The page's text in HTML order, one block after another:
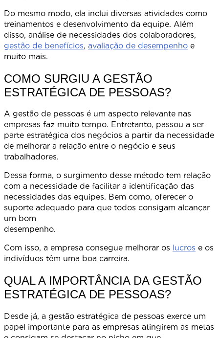
Do mesmo modo, ela inclui diversas atividades como
treinamentos e desenvolvimento da equipe. Além
disso, análise de necessidades dos colaboradores,
gestão de benefícios, avaliação de desempenho e
muito mais.
COMO SURGIU A GESTÃO
ESTRATÉGICA DE PESSOAS?
A gestão de pessoas é um aspecto relevante nas
empresas faz muito tempo. Entretanto, passou a ser
parte estratégica dos negócios a partir da necessidade
de melhorar a relação entre o negócio e seus
trabalhadores.
Dessa forma, o surgimento desse método tem relação
com a necessidade de facilitar a identificação das
necessidades das equipes. Bem como, oferecer o
suporte adequado para que todos consigam alcançar
um bom
Com isso, a empresa consegue melhorar os lucros e os
indivíduos têm uma boa carreira.
QUAL A IMPORTÂNCIA DA GESTÃO
ESTRATÉGICA DE PESSOAS?
Desde já, a gestão estratégica de pessoas exerce um
papel importante para as empresas atingirem as metas